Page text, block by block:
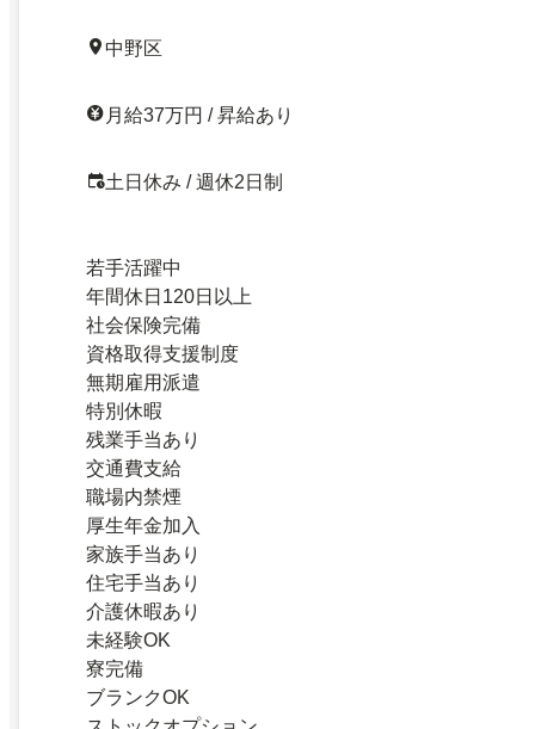
中野区
月給37万円 / 昇給あり
土日休み / 週休2日制
若手活躍中
年間休日120日以上
社会保険完備
資格取得支援制度
無期雇用派遣
特別休暇
残業手当あり
交通費支給
職場内禁煙
厚生年金加入
家族手当あり
住宅手当あり
介護休暇あり
未経験OK
寮完備
ブランクOK